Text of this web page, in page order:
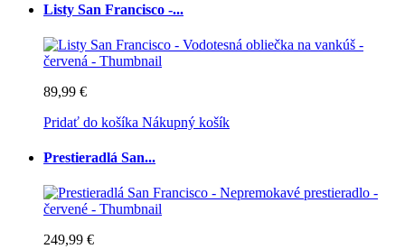
Listy San Francisco -...
89,99 €
Pridať do košíka Nákupný košík
Prestieradlá San...
249,99 €